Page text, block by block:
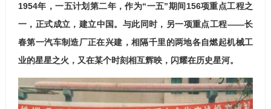
1954年，一五计划第二年，作为“一五”期间156项重点工程之
一， 正式成立，建立中国。与此同时，另一项重点工程——长
春第一汽车制造厂正在兴建，相隔千里的两地各自燃起机械工
业的星星之火，又在某个时刻相互辉映，闪耀在历史星河。